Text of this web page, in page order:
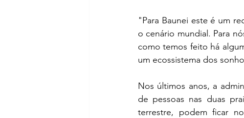
"Para Baunei este é um
o cenário mundial. Para
como temos feito há
um ecossistema dos
Nos últimos anos, a
de pessoas nas duas
terrestre, podem ficar